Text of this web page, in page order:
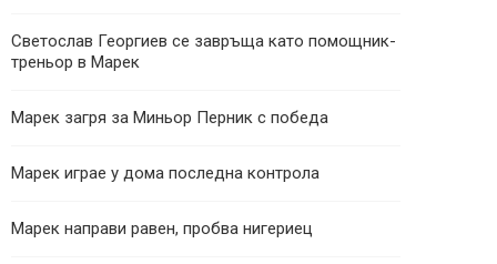
Светослав Георгиев се завръща като помощник-
треньор в Марек
Марек загря за Миньор Перник с победа
Марек играе у дома последна контрола
Марек направи равен, пробва нигериец